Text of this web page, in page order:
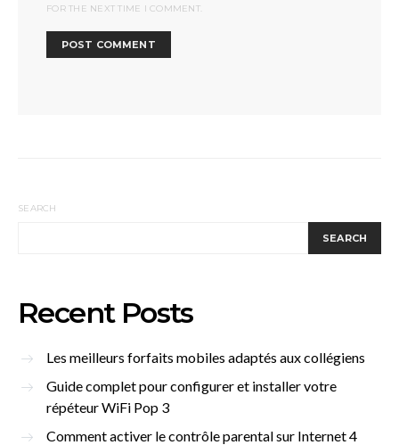
FOR THE NEXT TIME I COMMENT.
SEARCH
SEARCH
Recent Posts
Les meilleurs forfaits mobiles adaptés aux collégiens
Guide complet pour configurer et installer votre
répéteur WiFi Pop 3
Comment activer le contrôle parental sur Internet 4